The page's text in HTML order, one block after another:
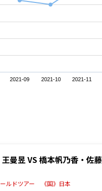
2021-09 2021-10 2021-11
王曼昱 VS 橋本帆乃香・
ルドツアー
《国》日本